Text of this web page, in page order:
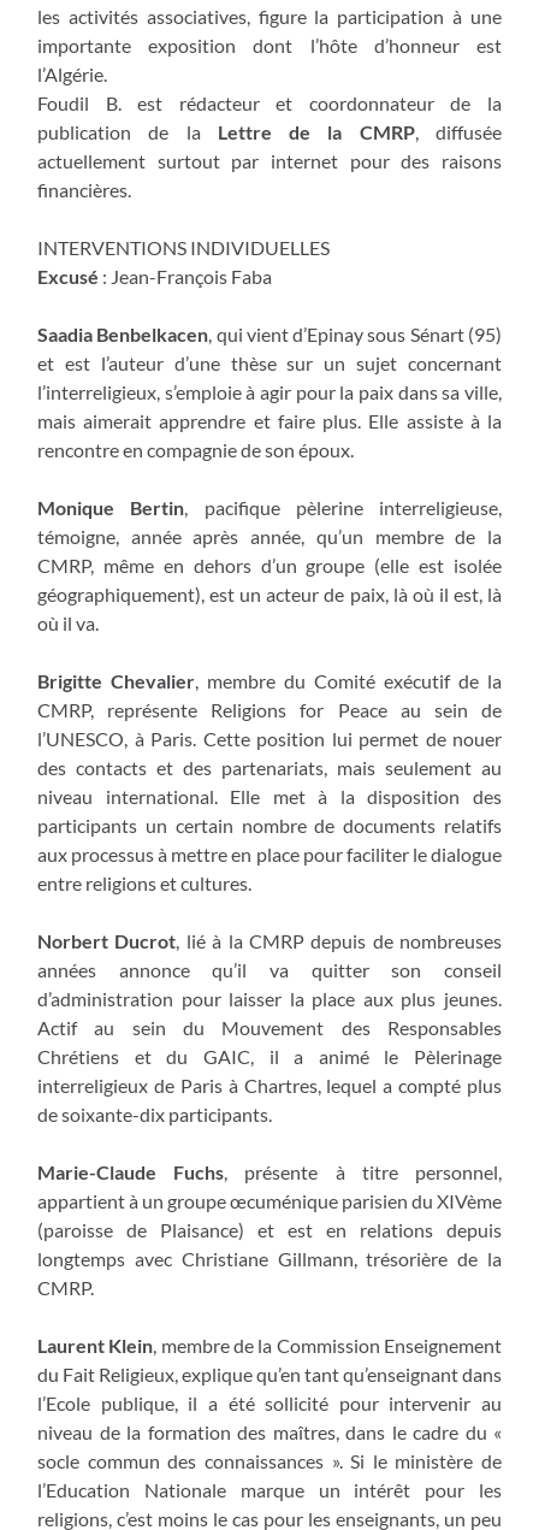
les activités associatives, figure la participation à une
importante exposition dont l’hôte d’honneur est
l’Algérie.
Foudil B. est rédacteur et coordonnateur de la
publication de la Lettre de la CMRP, diffusée
actuellement surtout par internet pour des raisons
financières.
INTERVENTIONS INDIVIDUELLES
Excusé : Jean-François Faba
Saadia Benbelkacen , qui vient d’Epinay sous Sénart (95)
et est l’auteur d’une thèse sur un sujet concernant
l’interreligieux, s’emploie à agir pour la paix dans sa ville,
mais aimerait apprendre et faire plus. Elle assiste à la
rencontre en compagnie de son époux.
Monique Bertin , pacifique pèlerine interreligieuse,
témoigne, année après année, qu’un membre de la
CMRP, même en dehors d’un groupe (elle est isolée
géographiquement), est un acteur de paix, là où il est, là
où il va.
Brigitte Chevalier , membre du Comité exécutif de la
CMRP, représente Religions for Peace au sein de
l’UNESCO, à Paris. Cette position lui permet de nouer
des contacts et des partenariats, mais seulement au
niveau international. Elle met à la disposition des
participants un certain nombre de documents relatifs
aux processus à mettre en place pour faciliter le dialogue
entre religions et cultures.
Norbert Ducrot , lié à la CMRP depuis de nombreuses
années annonce qu’il va quitter son conseil
d’administration pour laisser la place aux plus jeunes.
Actif au sein du Mouvement des Responsables
Chrétiens et du GAIC, il a animé le Pèlerinage
interreligieux de Paris à Chartres, lequel a compté plus
de soixante-dix participants.
Marie-Claude Fuchs , présente à titre personnel,
appartient à un groupe œcuménique parisien du XIVème
(paroisse de Plaisance) et est en relations depuis
longtemps avec Christiane Gillmann, trésorière de la
CMRP.
Laurent Klein , membre de la Commission Enseignement
du Fait Religieux, explique qu’en tant qu’enseignant dans
l’Ecole publique, il a été sollicité pour intervenir au
niveau de la formation des maîtres, dans le cadre du «
socle commun des connaissances ». Si le ministère de
l’Education Nationale marque un intérêt pour les
religions, c’est moins le cas pour les enseignants, un peu